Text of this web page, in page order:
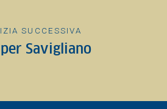
SUCCESSIVA
per Savigliano